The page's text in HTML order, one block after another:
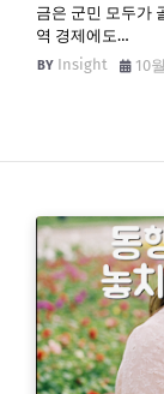
금은 군민 모두가
역 경제에도…
Insight
10